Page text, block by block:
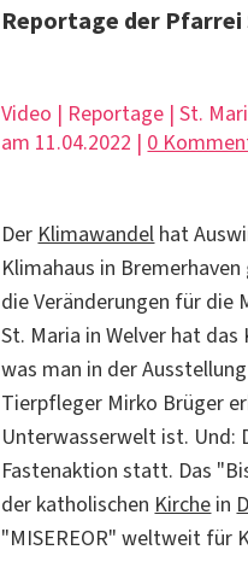
Reportage der Pfarrei
Video | Reportage | St.
am 11.04.2022 | 0
Der Klimawandel hat
Klimahaus in
die Veränderungen für die
St. Maria in Welver hat
was man in der Ausstellung
Tierpfleger Mirko Brüger
Unterwasserwelt ist. Und:
Fastenaktion statt. Das
der katholischen Kirche in
"MISEREOR" weltweit für